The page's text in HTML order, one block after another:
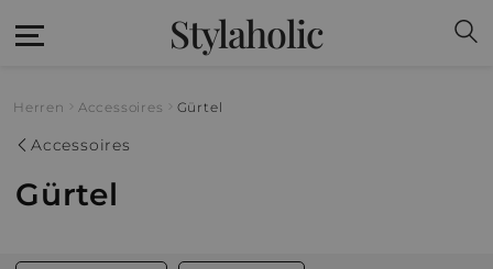
Stylaholic
Herren Accessoires Gürtel
Accessoires
Gürtel